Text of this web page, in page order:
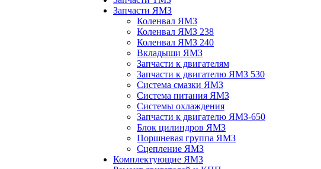
Запчасти ЯМЗ
Коленвал ЯМЗ
Коленвал ЯМЗ 238
Коленвал ЯМЗ 240
Вкладыши ЯМЗ
Запчасти к двигателям
Запчасти к двигателю ЯМЗ 530
Система смазки ЯМЗ
Система питания ЯМЗ
Системы охлаждения
Запчасти к двигателю ЯМЗ-650
Блок цилиндров ЯМЗ
Поршневая группа ЯМЗ
Сцепление ЯМЗ
Комплектующие ЯМЗ